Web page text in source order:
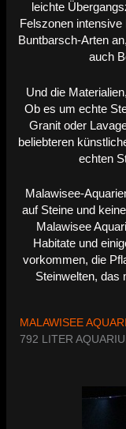
leichte
Felszonen
Buntbarsch-Arten
auch
Und die
Ob es um echte
Granit oder
beliebteren
echten
Malawisee-
auf Steine und
Malawisee
Habitate und
vorkommen, die
Steinwelten, das
MALAWISEE
792 LITER